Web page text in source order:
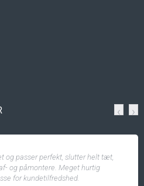
og passer perfekt, slutter helt tæt,
og påmontere. Meget hurtig
for kundetilfredshed.
‹ ›